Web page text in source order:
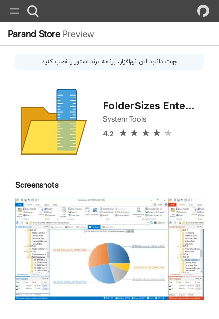
Parand Store Preview
جهت دانلود این نرم‌افزار، برنامه پرند استور را نصب کنید
FolderSizes Enterprise
System Tools
4.2
Screenshots